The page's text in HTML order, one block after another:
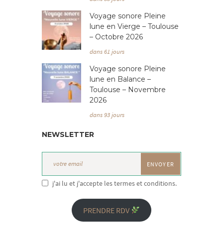
Voyage sonore Pleine
lune en Vierge – Toulouse
– Octobre 2026
dans 61 jours
Voyage sonore Pleine
lune en Balance –
Toulouse – Novembre
2026
dans 93 jours
NEWSLETTER
j'ai lu et j'accepte les termes et conditions.
PRENDRE RDV